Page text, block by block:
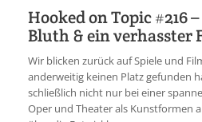
Hooked on Topic #216
Bluth & ein verhasster
Wir blicken zurück auf Spiele und
anderweitig keinen Platz gefunden
schließlich nicht nur bei einer
Oper und Theater als Kunstformen